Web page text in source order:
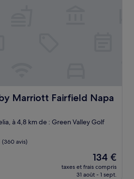
Marriott Fairfield Napa
Fairfield Napa
à 4,8 km de : Green Valley Golf
(360 avis)
Le
nouveau
prix
134 €
taxes et frais compris
31 août - 1 sept.